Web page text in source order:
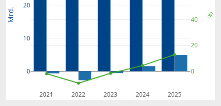
2021 2022 2023 2024 2025
0
10
20
0
20
40
Mrd. %